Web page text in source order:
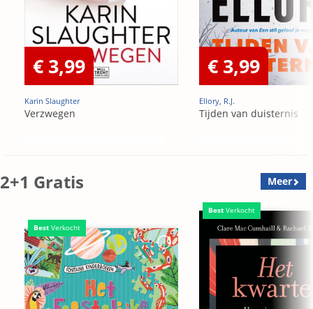
€ 3,99
Karin Slaughter
Verzwegen
€ 3,99
Ellory, R.J.
Tijden van duisternis
2+1 Gratis Meer
Best Verkocht
Best Verkocht